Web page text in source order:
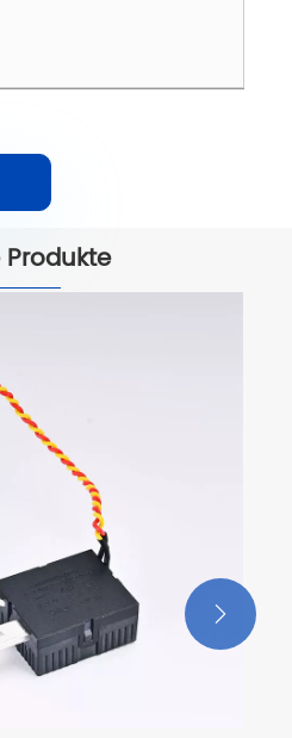
Produkte
100 A,
